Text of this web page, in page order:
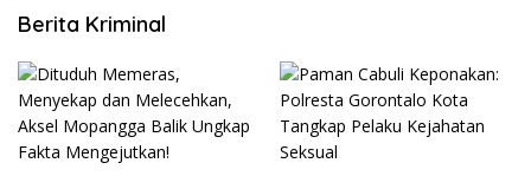
Berita Kriminal